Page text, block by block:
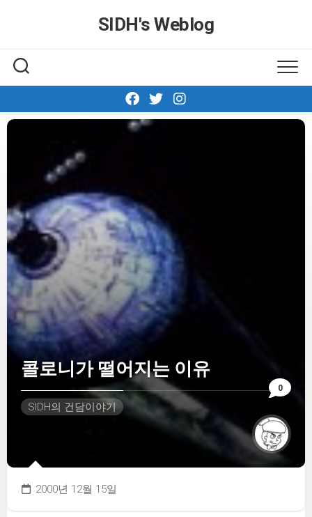
SIDH′s Weblog
0
콜로니가 떨어지는 이유
SIDH의 건담이야기
2000년 12월 15일